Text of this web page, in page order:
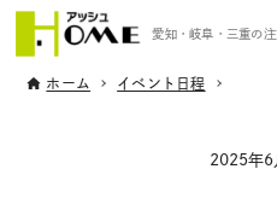
愛知・岐阜・三重の
ホーム イベント日程
2025年6